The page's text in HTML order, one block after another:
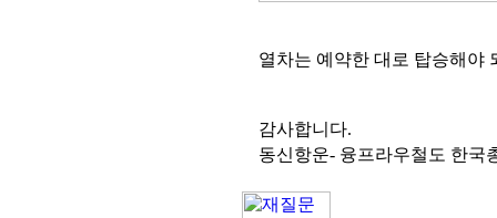
열차는 예약한 대로 탑승해야
감사합니다.
동신항운- 융프라우철도 한국